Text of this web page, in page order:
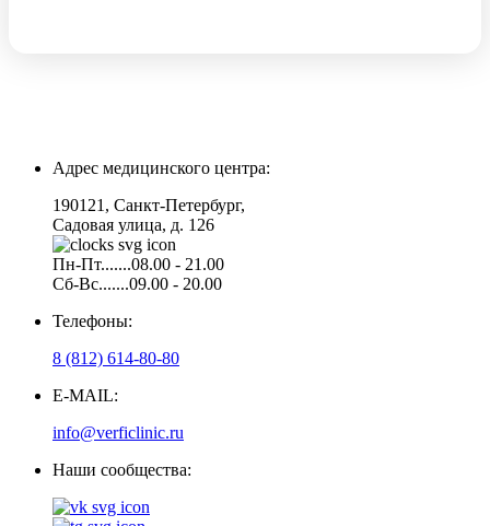
Адрес медицинского центра:
190121, Санкт-Петербург,
Садовая улица, д. 126
Пн-Пт.......08.00 - 21.00
Сб-Вс.......09.00 - 20.00
Телефоны:
8 (812) 614-80-80
E-MAIL:
info@verficlinic.ru
Наши сообщества: